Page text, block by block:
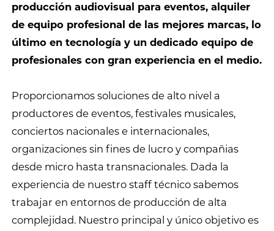
producción audiovisual para eventos, alquiler
de equipo profesional de las mejores marcas, lo
último en tecnología y un dedicado equipo de
profesionales con gran experiencia en el medio.
Proporcionamos soluciones de alto nivel a
productores de eventos, festivales musicales,
conciertos nacionales e internacionales,
organizaciones sin fines de lucro y compañias
desde micro hasta transnacionales. Dada la
experiencia de nuestro staff técnico sabemos
trabajar en entornos de producción de alta
complejidad. Nuestro principal y único objetivo es